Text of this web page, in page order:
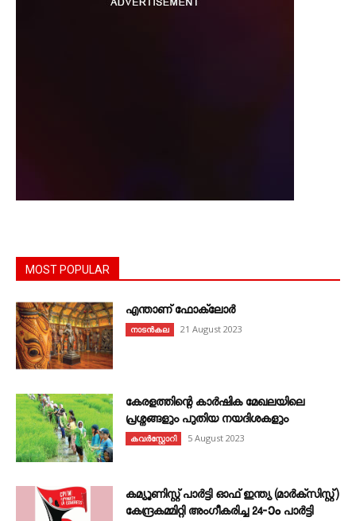
MOST POPULAR
എന്താണ്‌ ഫോക്‌ലോർ
നാടൻകല 21 August 2023
കേരളത്തിന്റെ കാർഷിക മേഖലയിലെ
പ്രശ്നങ്ങളും പുതിയ നയദിശകളും
കവര്‍സ്റ്റോറി 5 August 2023
കമ്യൂണിസ്റ്റ് പാർട്ടി ഓഫ് ഇന്ത്യ (മാർക്സിസ്റ്റ്)
കേന്ദ്രകമ്മിറ്റി അംഗീകരിച്ച 24‐ാം പാർട്ടി